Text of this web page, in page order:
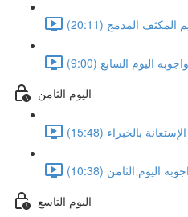
المكثف المدمج (20:11)
اليوم السابع (9:00)
اليوم الثامن
بالخبراء (15:48)
اليوم الثامن (10:38)
اليوم التاسع